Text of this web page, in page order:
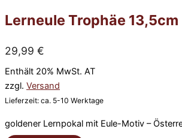
Lerneule Trophäe 13,5cm
29,99 €
Enthält 20% MwSt. AT
zzgl. Versand
Lieferzeit: ca. 5-10 Werktage
goldener Lernpokal mit Eule-Motiv –